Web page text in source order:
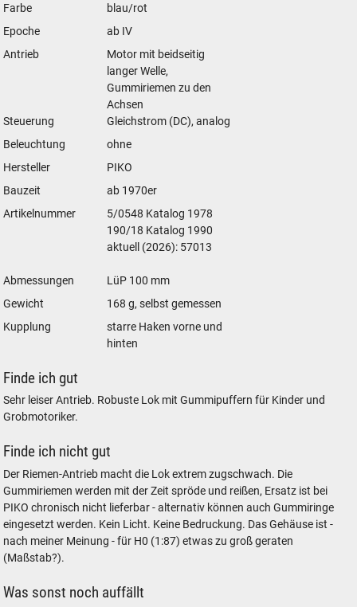
Farbe
blau/rot
Epoche
ab IV
Antrieb
Motor mit beidseitig
langer Welle,
Gummiriemen zu den
Achsen
Steuerung
Gleichstrom (DC), analog
Beleuchtung
ohne
Hersteller
PIKO
Bauzeit
ab 1970er
Artikelnummer
5/0548 Katalog 1978
190/18 Katalog 1990
aktuell (2026): 57013
Abmessungen
LüP 100 mm
Gewicht
168 g, selbst gemessen
Kupplung
starre Haken vorne und
hinten
Finde ich gut
Sehr leiser Antrieb. Robuste Lok mit Gummipuffern für Kinder und
Grobmotoriker.
Finde ich nicht gut
Der Riemen-Antrieb macht die Lok extrem zugschwach. Die
Gummiriemen werden mit der Zeit spröde und reißen, Ersatz ist bei
PIKO chronisch nicht lieferbar - alternativ können auch Gummiringe
eingesetzt werden. Kein Licht. Keine Bedruckung. Das Gehäuse ist -
nach meiner Meinung - für H0 (1:87) etwas zu groß geraten
(Maßstab?).
Was sonst noch auffällt